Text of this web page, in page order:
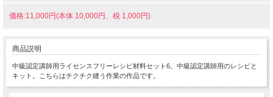
価格:11,000円(本体 10,000円、税 1,000円)
商品説明
中級認定講師用ライセンスフリーレシピ材料セット6。中級認定講師用のレシピと
キット。こちらはチクチク縫う作業の作品です。